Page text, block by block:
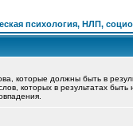
психология, НЛП,
которые должны быть в
которых в результатах